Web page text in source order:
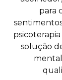
para
solução